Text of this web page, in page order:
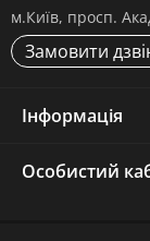
м.Київ, просп.
Замовити
Інформація
Особистий